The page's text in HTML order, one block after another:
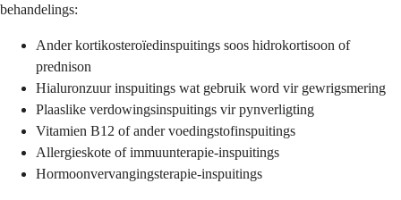
behandelings:
Ander kortikosteroïedinspuitings soos hidrokortisoon of
prednison
Hialuronzuur inspuitings wat gebruik word vir gewrigsmering
Plaaslike verdowingsinspuitings vir pynverligting
Vitamien B12 of ander voedingstofinspuitings
Allergieskote of immuunterapie-inspuitings
Hormoonvervangingsterapie-inspuitings